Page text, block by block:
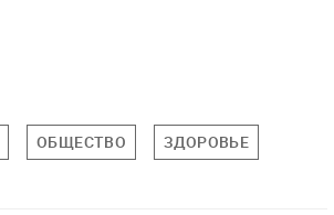
ОБЩЕСТВО ЗДОРОВЬЕ